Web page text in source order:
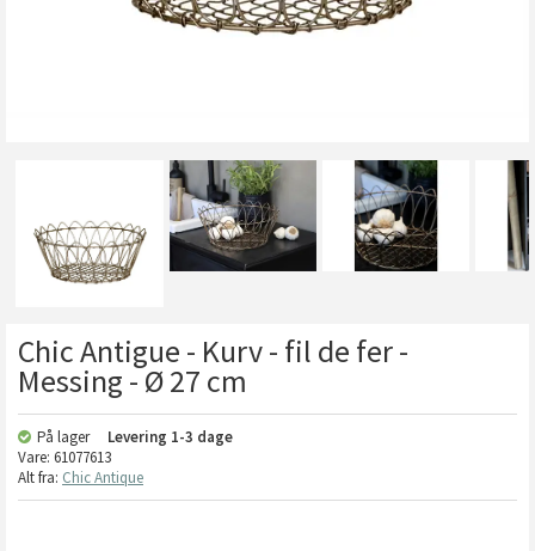
Chic Antigue - Kurv - fil de fer -
Messing - Ø 27 cm
På lager Levering 1-3 dage
Vare: 61077613
Alt fra: Chic Antique